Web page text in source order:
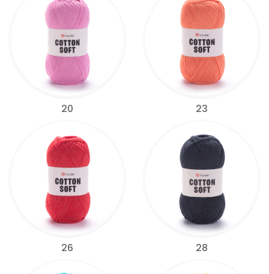
20 23
26 28